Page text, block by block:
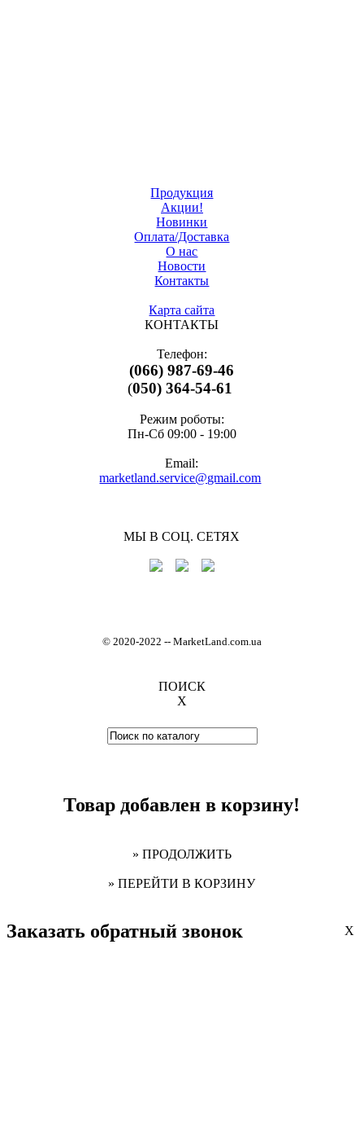
Продукция
Акции!
Новинки
Оплата/Доставка
О нас
Новости
Контакты
Карта сайта
КОНТАКТЫ
Телефон:
(066) 987-69-46
(050) 364-54-61
Режим роботы:
Пн-Cб 09:00 - 19:00
Email:
marketland.service@gmail.com
МЫ В СОЦ. СЕТЯХ
© 2020-2022 -- MarketLand.com.ua
ПОИСК
X
Товар добавлен в корзину!
» ПРОДОЛЖИТЬ
» ПЕРЕЙТИ В КОРЗИНУ
Заказать обратный звонок X